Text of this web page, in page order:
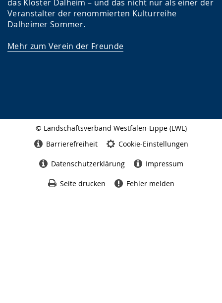
das Kloster Dalheim – und das nicht nur als einer der
Veranstalter der renommierten Kulturreihe
Dalheimer Sommer.
Mehr zum Verein der Freunde
© Landschaftsverband Westfalen-Lippe (LWL)
Barrierefreiheit Cookie-Einstellungen
Datenschutzerklärung Impressum
Seite drucken Fehler melden